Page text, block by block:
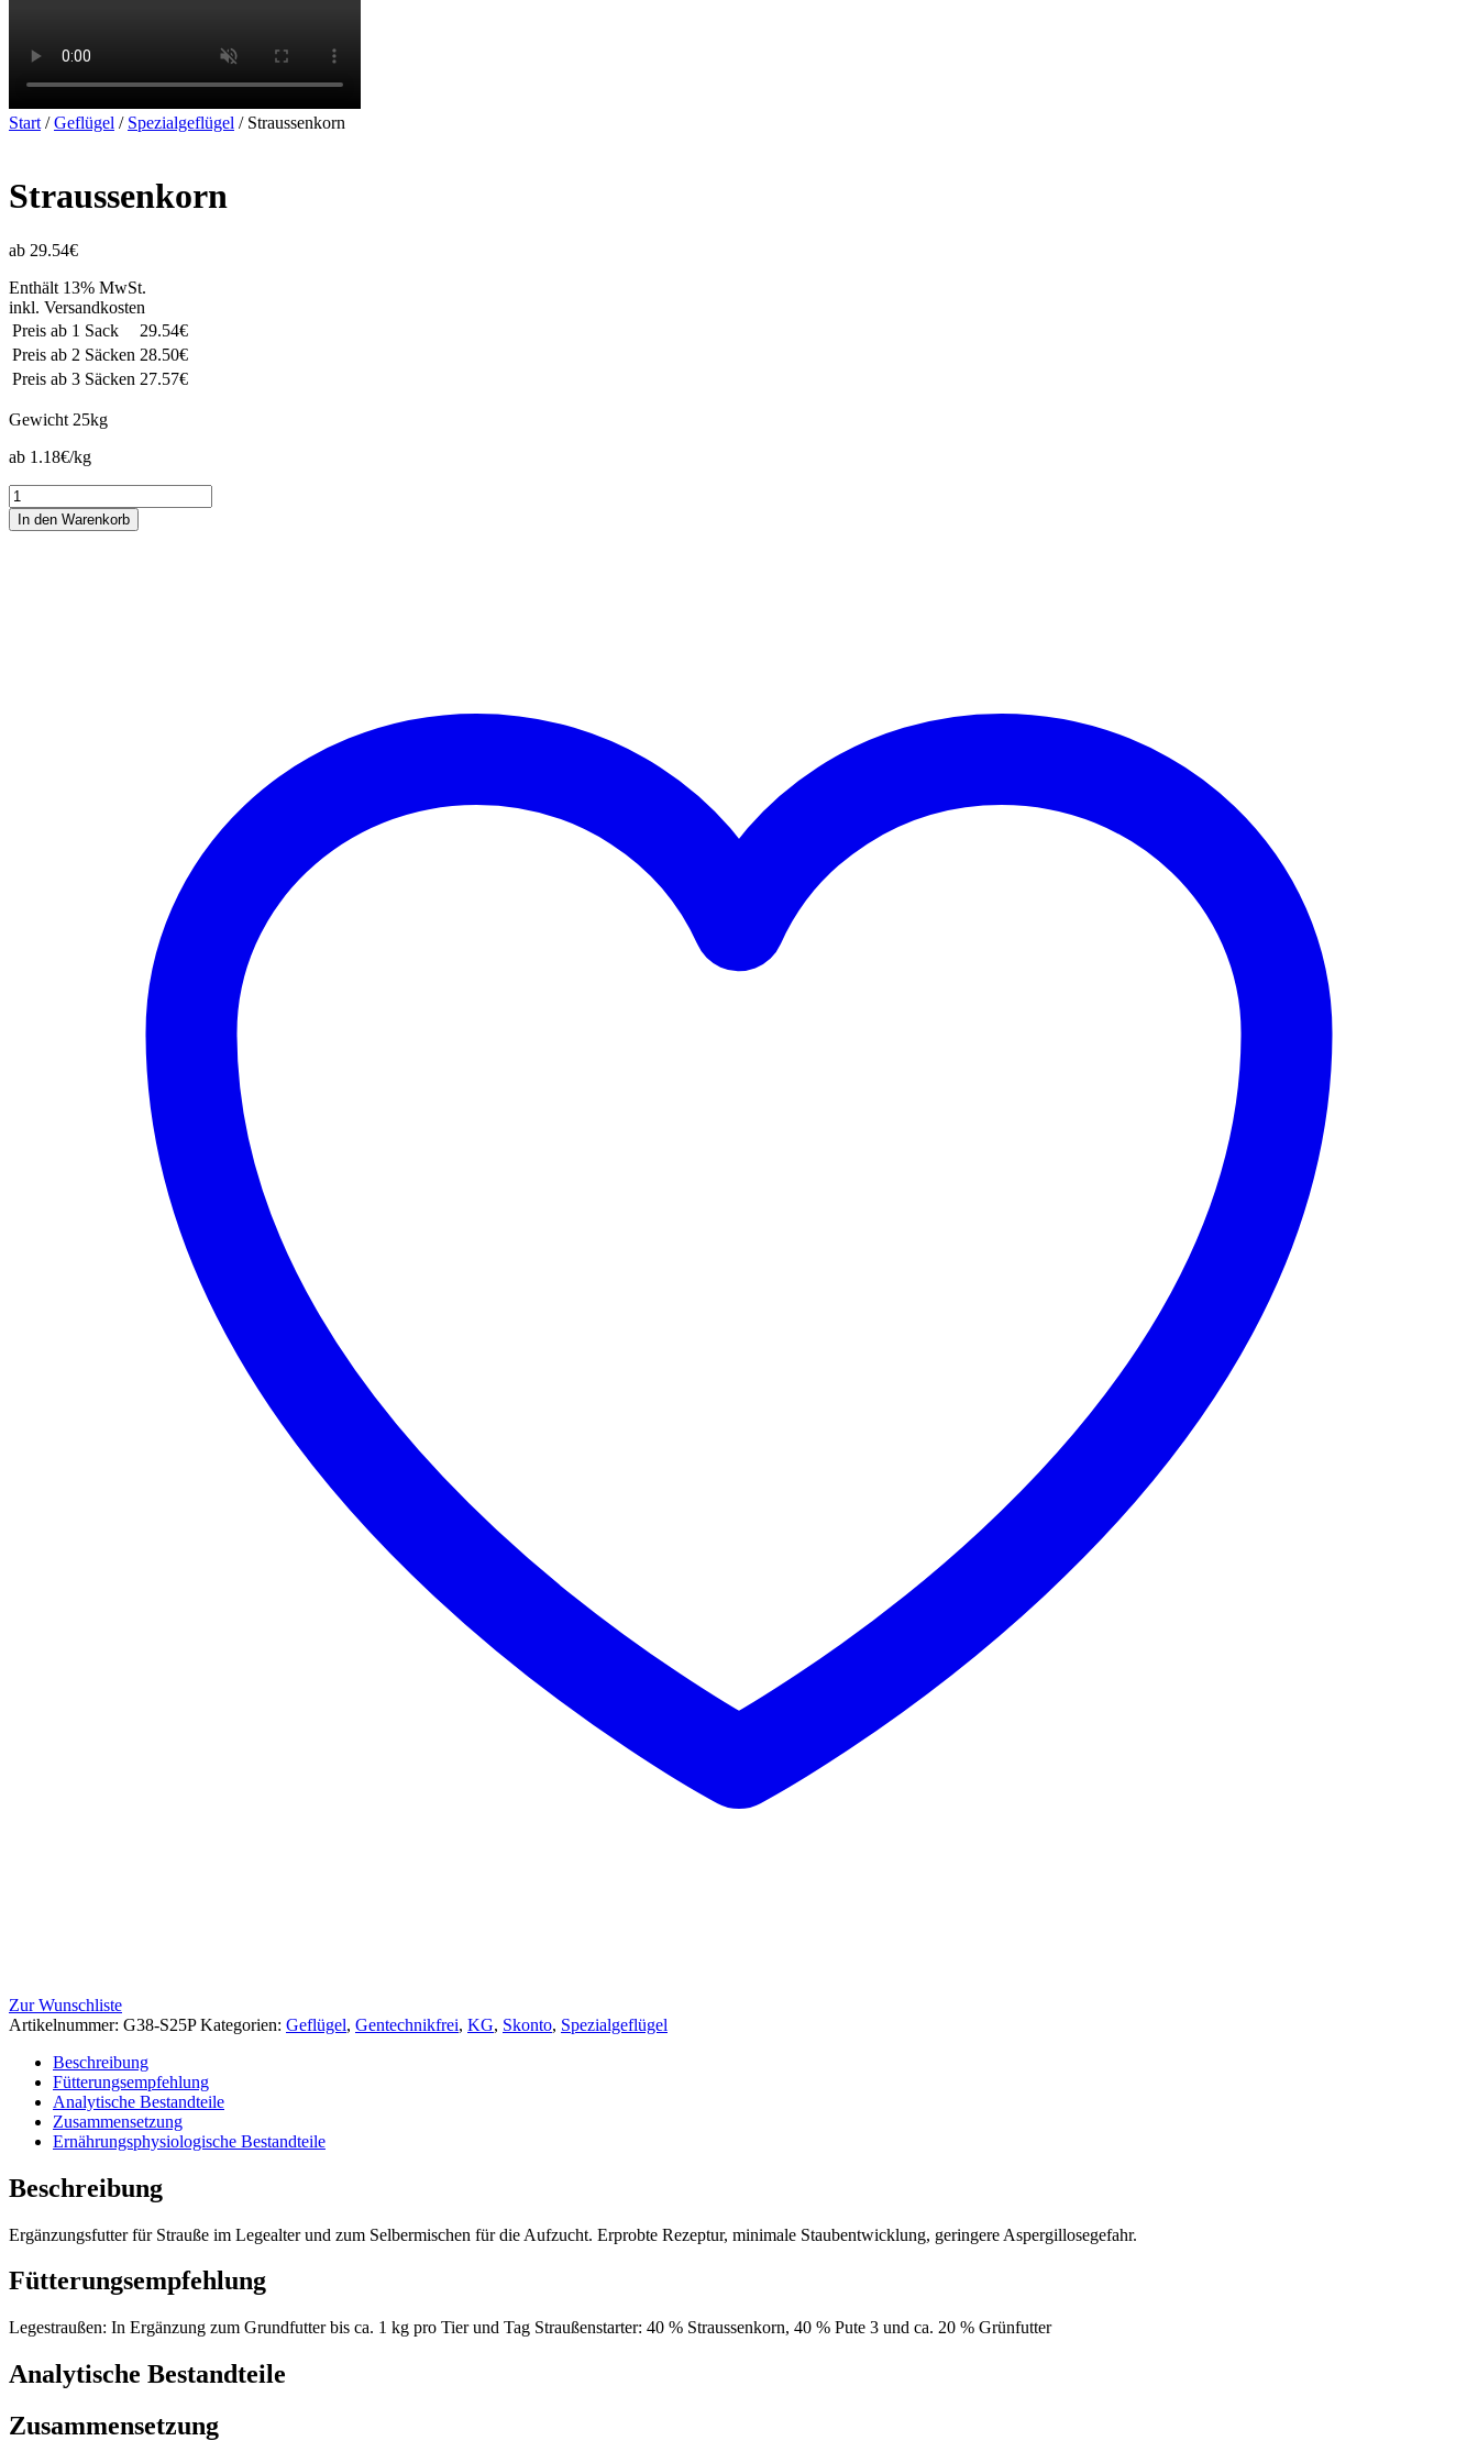
Start /Geflügel / Spezialgeflügel / Straussenkorn
Straussenkorn
ab 29.54€
Enthält 13% MwSt.
inkl. Versandkosten
Preis ab 1 Sack
29.54€
Preis ab 2 Säcken 28.50€
Preis ab 3 Säcken 27.57€
Gewicht 25kg
ab 1.18€/kg
Straussenkorn
Menge
In den Warenkorb
Zur Wunschliste
Artikelnummer: G38-S25P Kategorien: Geflügel, Gentechnikfrei, KG, Skonto, Spezialgeflügel
Beschreibung
Fütterungsempfehlung
Analytische Bestandteile
Zusammensetzung
Ernährungsphysiologische Bestandteile
Beschreibung
Ergänzungsfutter für Strauße im Legealter und zum Selbermischen für die Aufzucht. Erprobte Rezeptur, minimale Staubentwicklung, geringere Aspergillosegefahr.
Fütterungsempfehlung
Legestraußen: In Ergänzung zum Grundfutter bis ca. 1 kg pro Tier und Tag Straußenstarter: 40 % Straussenkorn, 40 % Pute 3 und ca. 20 % Grünfutter
Analytische Bestandteile
Zusammensetzung